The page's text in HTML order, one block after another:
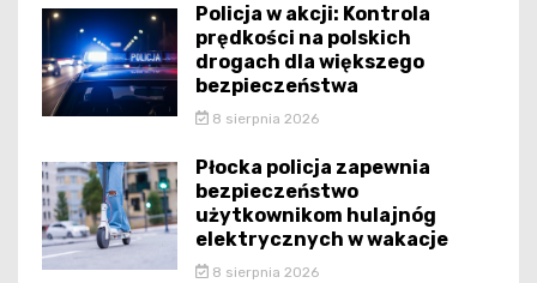
Policja w akcji: Kontrola
prędkości na polskich
drogach dla większego
bezpieczeństwa
8 sierpnia 2026
Płocka policja zapewnia
bezpieczeństwo
użytkownikom hulajnóg
elektrycznych w wakacje
8 sierpnia 2026